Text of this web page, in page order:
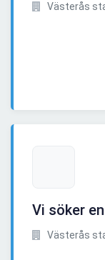
Västerås
Vi söker
Västerås